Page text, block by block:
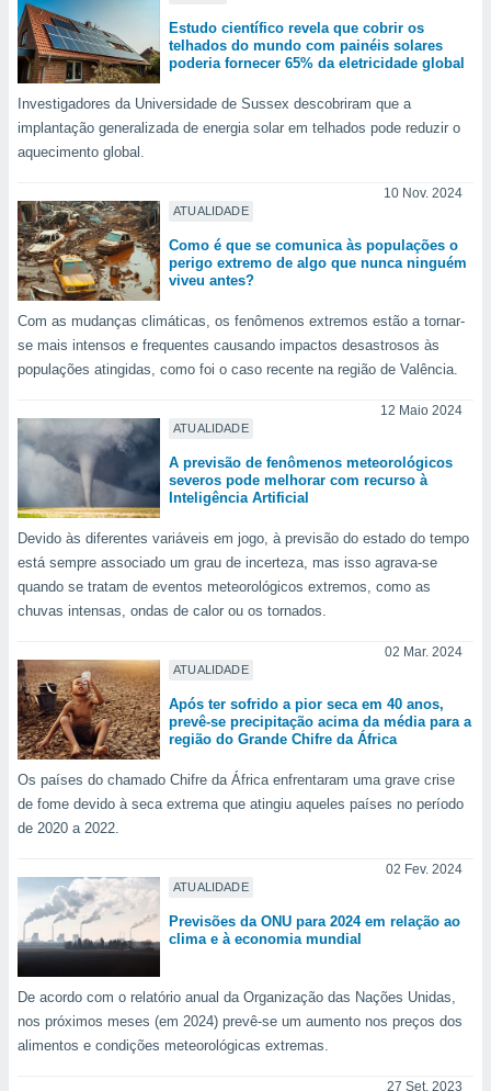
a
a
cookies,
a
Neste
lo de
os
a
website,
analisar o
de
ao
através
nós e
únicos
para
como a
este sitio
IP e
de
possam
seus
Estudo científico revela que cobrir os
telhados do mundo com painéis solares
poderia fornecer 65% da eletricidade global
Investigadores da Universidade de Sussex descobriram que a
implantação generalizada de energia solar em telhados pode reduzir o
aquecimento global.
ATUALIDADE
10 Nov. 2024
Como é que se comunica às populações o
perigo extremo de algo que nunca ninguém
viveu antes?
Com as mudanças climáticas, os fenômenos extremos estão a tornar-
se mais intensos e frequentes causando impactos desastrosos às
populações atingidas, como foi o caso recente na região de Valência.
ATUALIDADE
12 Maio 2024
A previsão de fenômenos meteorológicos
severos pode melhorar com recurso à
Inteligência Artificial
Devido às diferentes variáveis em jogo, à previsão do estado do tempo
está sempre associado um grau de incerteza, mas isso agrava-se
quando se tratam de eventos meteorológicos extremos, como as
chuvas intensas, ondas de calor ou os tornados.
ATUALIDADE
02 Mar. 2024
Após ter sofrido a pior seca em 40 anos,
prevê-se precipitação acima da média para a
região do Grande Chifre da África
Os países do chamado Chifre da África enfrentaram uma grave crise
de fome devido à seca extrema que atingiu aqueles países no período
de 2020 a 2022.
ATUALIDADE
02 Fev. 2024
Previsões da ONU para 2024 em relação ao
clima e à economia mundial
De acordo com o relatório anual da Organização das Nações Unidas,
nos próximos meses (em 2024) prevê-se um aumento nos preços dos
alimentos e condições meteorológicas extremas.
27 Set. 2023